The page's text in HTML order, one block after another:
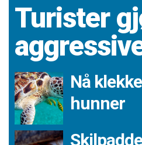
Turister
Nå
hunner